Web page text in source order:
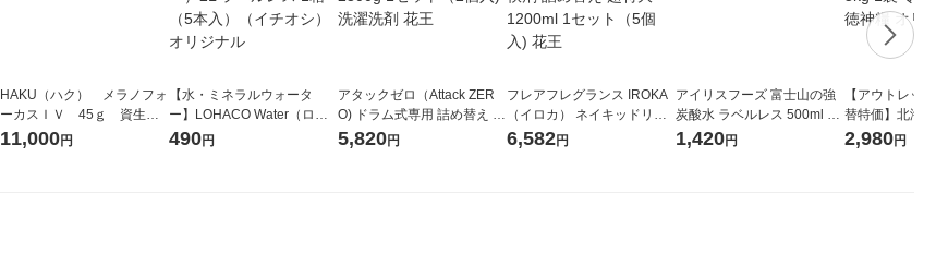
HAKU（ハク） メラノフォ
ーカスＩＶ 45ｇ 資生
堂 おまけ付き
11,000円
【水・ミネラルウォータ
ー】LOHACO Water（ロハ
コウォーター）2L ラベルレ
490円
アタックゼロ（Attack ZER
O) ドラム式専用 詰め替え メ
ガジャンボ 2300g 1セット
5,820円
フレアフレグランス IROKA
（イロカ） ネイキッドリリ
ーの香り 柔軟剤 詰め替え 超
6,582円
アイリスフーズ 富士山の強
炭酸水 ラベルレス 500ml 1
箱（24本入）
1,420円
【アウトレッ
替特価】北海
し 無洗米 5kg
2,980円